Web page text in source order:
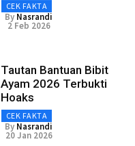
CEK FAKTA
By Nasrandi
2 Feb 2026
Tautan Bantuan Bibit
Ayam 2026 Terbukti
Hoaks
CEK FAKTA
By Nasrandi
20 Jan 2026